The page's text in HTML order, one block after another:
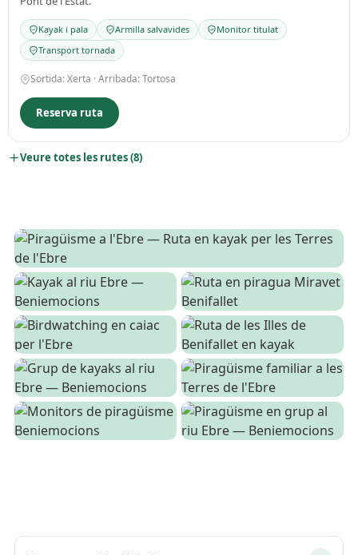
Kayak i pala Armilla salvavides
Monitor titulat
Transport tornada
Sortida: Xerta · Arribada: Tortosa
Reserva ruta
Veure totes les rutes (8)